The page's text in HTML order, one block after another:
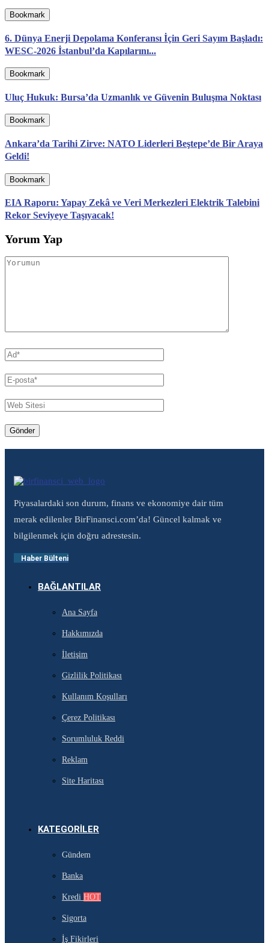
Bookmark
6. Dünya Enerji Depolama Konferansı İçin Geri Sayım Başladı:
WESC-2026 İstanbul’da Kapılarını...
Bookmark
Uluç Hukuk: Bursa’da Uzmanlık ve Güvenin Buluşma Noktası
Bookmark
Ankara’da Tarihi Zirve: NATO Liderleri Beştepe’de Bir Araya
Geldi!
Bookmark
EIA Raporu: Yapay Zekâ ve Veri Merkezleri Elektrik Talebini
Rekor Seviyeye Taşıyacak!
Yorum Yap
Piyasalardaki son durum, finans ve ekonomiye dair tüm
merak edilenler BirFinansci.com’da! Güncel kalmak ve
bilgilenmek için doğru adrestesin.
Haber Bülteni
BAĞLANTILAR
Ana Sayfa
Hakkımızda
İletişim
Gizlilik Politikası
Kullanım Koşulları
Çerez Politikası
Sorumluluk Reddi
Reklam
Site Haritası
KATEGORILER
Gündem
Banka
Kredi HOT
Sigorta
İş Fikirleri